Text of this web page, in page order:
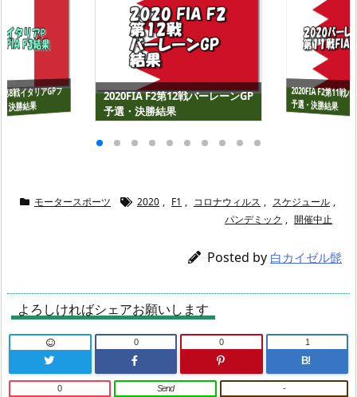
8戦イタリアGPフ
決勝結果
2020FIA F2第12戦バーレーンGP
予選・決勝結果
2020FIA F2第11戦
予選・決勝結果
モータースポーツ 2020 , F1 , コロナウィルス , スケジュール ,
パンデミック , 開催中止
Posted by 白カイゼル髭
よろしければシェアお願いします
0 0
B!
1
0 Send -